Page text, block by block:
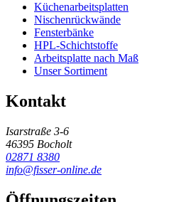
Küchenarbeitsplatten
Nischenrückwände
Fensterbänke
HPL-Schichtstoffe
Arbeitsplatte nach Maß
Unser Sortiment
Kontakt
Isarstraße 3-6
46395 Bocholt
02871 8380
info@fisser-online.de